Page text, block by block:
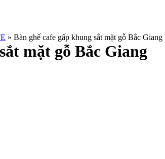
» Bàn ghế cafe gấp khung sắt mặt gỗ Bắc Giang
mặt gỗ Bắc Giang